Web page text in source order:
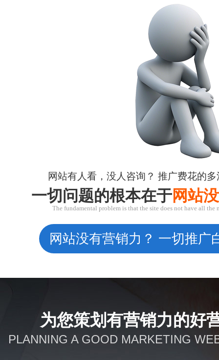
网站有人看，没人咨询？ 推广费花的
一切问题的根本在于网站
The fundamental problem is that the site does not have all the
网站没有营销力？ 一切推广
为您策划有营销力的好
PLANNING A GOOD MARKETING